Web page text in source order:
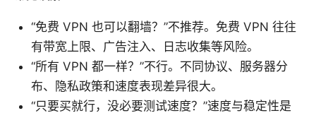
“免费 VPN 也可以翻墙？”不推荐。免费 VPN 往往
有带宽上限、广告注入、日志收集等风险。
“所有 VPN 都一样？”不行。不同协议、服务器分
布、隐私政策和速度表现差异很大。
“只要买就行，没必要测试速度？”速度与稳定性是